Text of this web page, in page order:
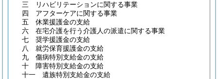
三
リハビリテーションに関する事業
四
アフターケアに関する事業
五
休業援護金の支給
六
在宅介護を行う介護人の派遣に関する事業
七
奨学援護金の支給
八
就労保育援護金の支給
九
傷病特別支給金の支給
十
障害特別支給金の支給
十一
遺族特別支給金の支給